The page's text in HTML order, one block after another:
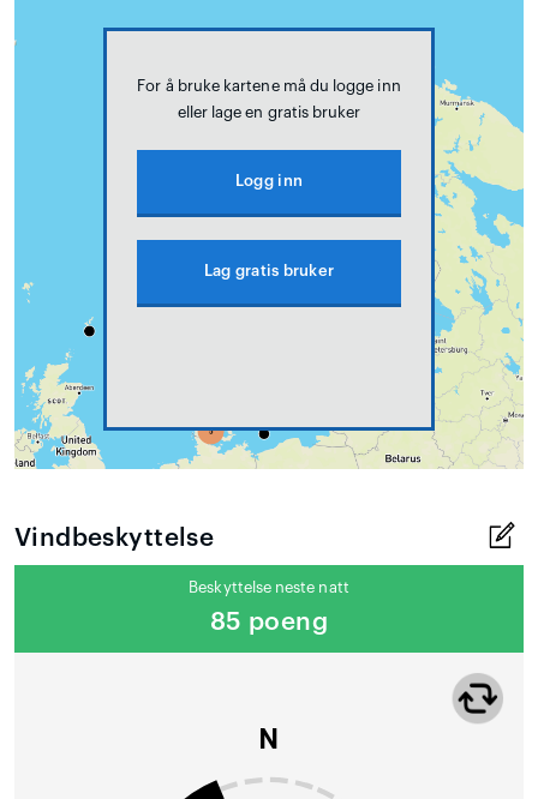
For å bruke kartene må du logge inn
eller lage en gratis bruker
Logg inn
Lag gratis bruker
Vindbeskyttelse
Beskyttelse neste natt
85 poeng
N